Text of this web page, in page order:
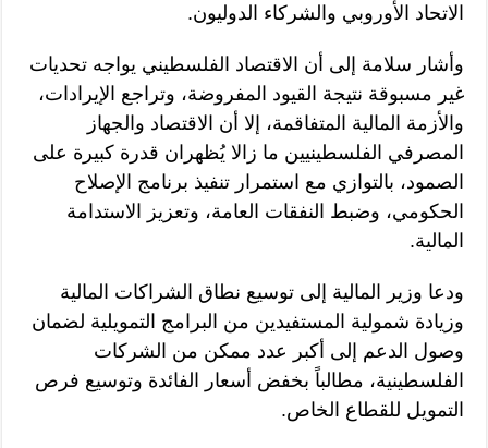
الاتحاد الأوروبي والشركاء الدوليون.
وأشار سلامة إلى أن الاقتصاد الفلسطيني يواجه تحديات
غير مسبوقة نتيجة القيود المفروضة، وتراجع الإيرادات،
والأزمة المالية المتفاقمة، إلا أن الاقتصاد والجهاز
المصرفي الفلسطينيين ما زالا يُظهران قدرة كبيرة على
الصمود، بالتوازي مع استمرار تنفيذ برنامج الإصلاح
الحكومي، وضبط النفقات العامة، وتعزيز الاستدامة
المالية.
ودعا وزير المالية إلى توسيع نطاق الشراكات المالية
وزيادة شمولية المستفيدين من البرامج التمويلية لضمان
وصول الدعم إلى أكبر عدد ممكن من الشركات
الفلسطينية، مطالباً بخفض أسعار الفائدة وتوسيع فرص
التمويل للقطاع الخاص.